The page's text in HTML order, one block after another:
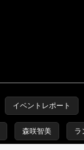
イベントレポート
森咲智美 ラ